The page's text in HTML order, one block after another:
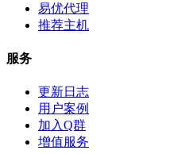
易优代理
推荐主机
服务
更新日志
用户案例
加入Q群
增值服务